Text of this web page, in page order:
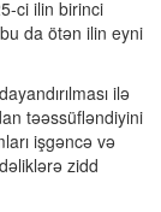
ci ilin birinci
da ötən ilin eyni
ilə
təəssüfləndiyini
işgəncə və
zidd